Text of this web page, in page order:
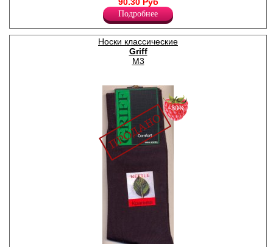
рисунок, однотонные.
Лайкра 20%
Хлопок 80%
Подробнее
Носки классические
Griff
M3
−30%